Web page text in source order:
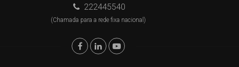
222445540
(Chamada para a rede fixa nacional)